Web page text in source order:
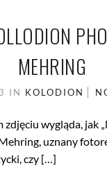
MEHRING
IN KOLODION
wygląda,
uznany
czy […]